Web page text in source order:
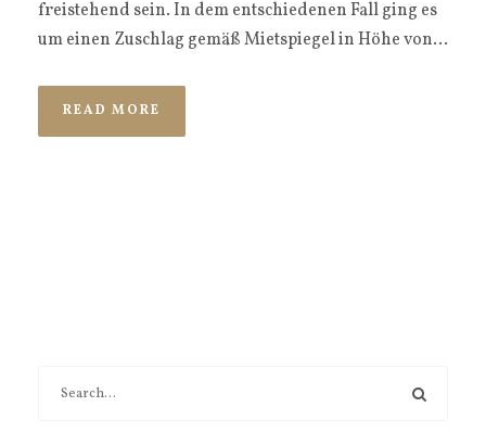
freistehend sein. In dem entschiedenen Fall ging es
um einen Zuschlag gemäß Mietspiegel in Höhe von...
READ MORE